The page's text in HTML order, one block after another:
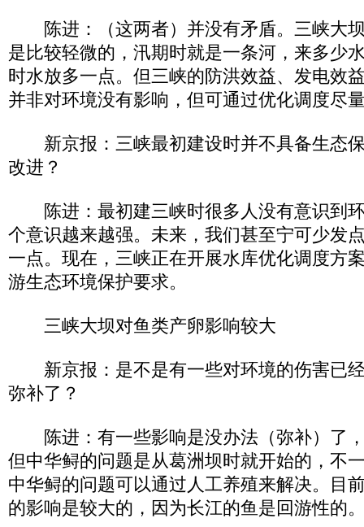
陈进：（这两者）并没有矛盾。三峡大
是比较轻微的，汛期时就是一条河，来多少
时水放多一点。但三峡的防洪效益、发电效
并非对环境没有影响，但可通过优化调度尽
新京报：三峡最初建设时并不具备生态
改进？
陈进：最初建三峡时很多人没有意识到
个意识越来越强。未来，我们甚至宁可少发
一点。现在，三峡正在开展水库优化调度方
游生态环境保护要求。
三峡大坝对鱼类产卵影响较大
新京报：是不是有一些对环境的伤害已
弥补了？
陈进：有一些影响是没办法（弥补）了
但中华鲟的问题是从葛洲坝时就开始的，不
中华鲟的问题可以通过人工养殖来解决。目
的影响是较大的，因为长江的鱼是回游性的